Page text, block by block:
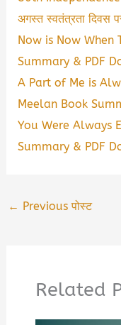
अगस्त स्वतंत्रता दिवस
Now is Now When
Summary & PDF
A Part of Me is
Meelan Book
You Were Always
Summary & PDF
← Previous पोस्ट
Related